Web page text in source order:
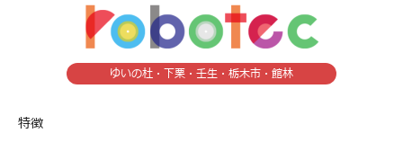
ゆいの杜・下栗・壬生・栃木市・館林
特徴